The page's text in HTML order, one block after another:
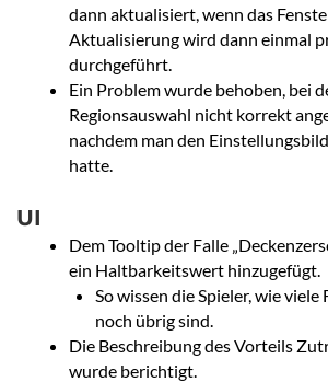
dann aktualisiert, wenn das
Aktualisierung wird dann einmal
durchgeführt.
Ein Problem wurde behoben, bei
Regionsauswahl nicht korrekt
nachdem man den
hatte.
UI
Dem Tooltip der Falle
ein Haltbarkeitswert hinzugefügt.
So wissen die Spieler, wie
noch übrig sind.
Die Beschreibung des Vorteils
wurde berichtigt.